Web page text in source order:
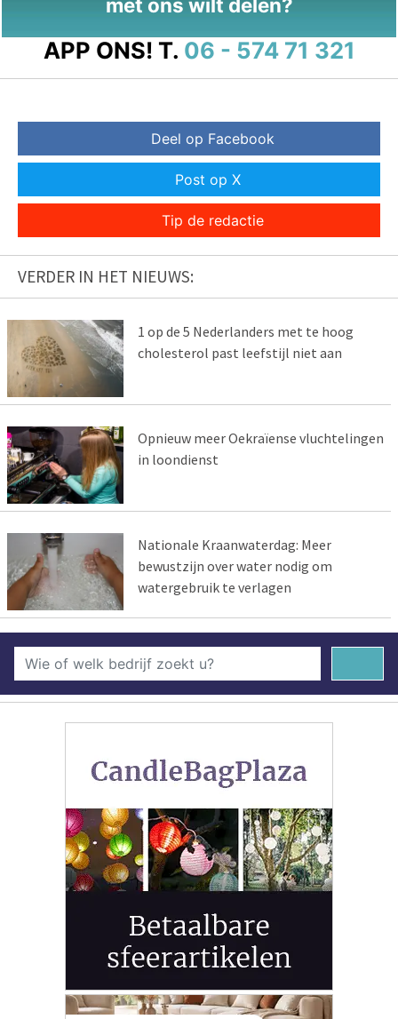
met ons wilt delen?
APP ONS! T. 06 - 574 71 321
Deel op Facebook
Post op X
Tip de redactie
VERDER IN HET NIEUWS:
1 op de 5 Nederlanders met te hoog
cholesterol past leefstijl niet aan
Opnieuw meer Oekraïense vluchtelingen
in loondienst
Nationale Kraanwaterdag: Meer
bewustzijn over water nodig om
watergebruik te verlagen